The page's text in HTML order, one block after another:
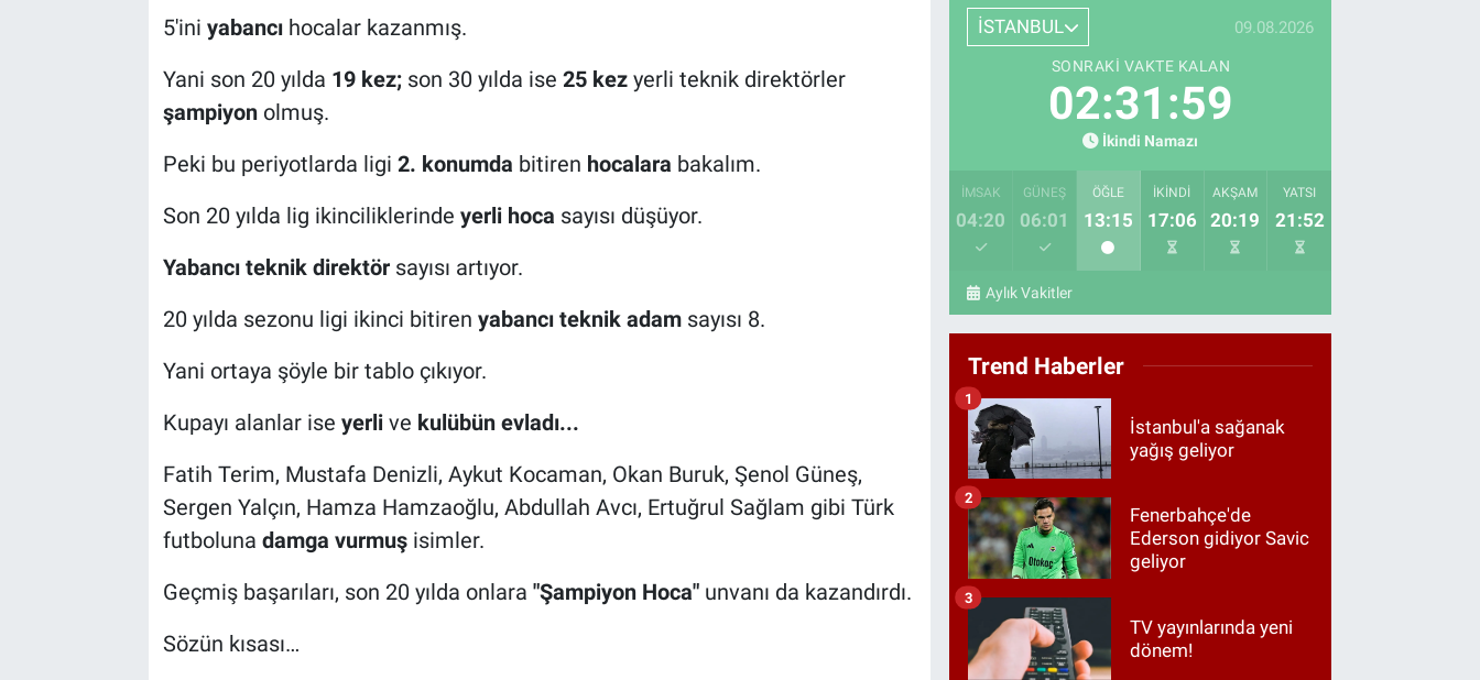
5'ini yabancıhocalar kazanmış.
Yani son 20 yılda 19 kez;son 30 yılda ise 25 kezyerli teknik direktörler
şampiyonolmuş.
Peki bu periyotlarda ligi 2. konumda bitiren hocalara bakalım.
Son 20 yılda lig ikinciliklerinde yerli hoca sayısı düşüyor.
Yabancı teknik direktörsayısı artıyor.
20 yılda sezonu ligi ikinci bitiren yabancı teknik adamsayısı 8.
Yani ortaya şöyle bir tablo çıkıyor.
Kupayı alanlar ise yerlive kulübün evladı...
Fatih Terim, Mustafa Denizli, Aykut Kocaman, Okan Buruk, Şenol Güneş,
Sergen Yalçın, Hamza Hamzaoğlu, Abdullah Avcı, Ertuğrul Sağlam gibi Türk
futboluna damga vurmuşisimler.
Geçmiş başarıları, son 20 yılda onlara "Şampiyon Hoca"unvanı da kazandırdı.
Sözün kısası…
İSTANBUL 09.08.2026
SONRAKI VAKTE KALAN
02:31:58
İkindi Namazı
İMSAK
04:20
GÜNEŞ
06:01
ÖĞLE
13:15
İKINDI
17:06
AKŞAM
20:19
YATSI
21:52
Aylık Vakitler
Trend Haberler
İstanbul'a sağanak
yağış geliyor
1
Fenerbahçe'de
Ederson gidiyor Savic
geliyor
2
TV yayınlarında yeni
dönem!
3